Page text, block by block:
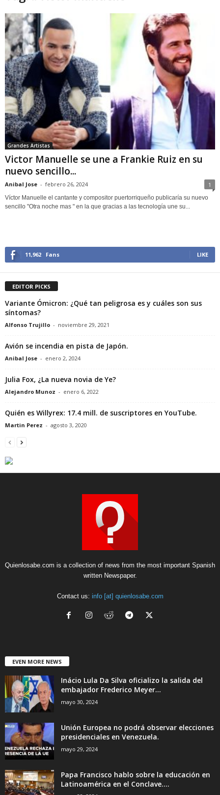
Grandes Artistas
Victor Manuelle se une a Frankie Ruiz en su
nuevo sencillo...
Anibal Jose - febrero 26, 2024 1
Víctor Manuelle el cantante y compositor puertorriqueño publicaría su nuevo
sencillo "Otra noche mas " en la que gracias a las tecnología une su...
11,962 Fans LIKE
EDITOR PICKS
Variante Ómicron: ¿Qué tan peligrosa es y cuáles son sus
síntomas?
Alfonso Trujillo - noviembre 29, 2021
Avión se incendia en pista de Japón.
Anibal Jose - enero 2, 2024
Julia Fox, ¿La nueva novia de Ye?
Alejandro Munoz - enero 6, 2022
Quién es Willyrex: 17.4 mill. de suscriptores en YouTube.
Martin Perez - agosto 3, 2020
Quienlosabe.com is a collection of news from the most important Spanish
written Newspaper.
Contact us: info [at] quienlosabe.com
EVEN MORE NEWS
Inácio Lula Da Silva oficializo la salida del
embajador Frederico Meyer...
mayo 30, 2024
Unión Europea no podrá observar elecciones
presidenciales en Venezuela.
mayo 29, 2024
Papa Francisco hablo sobre la educación en
Latinoamérica en el Conclave....